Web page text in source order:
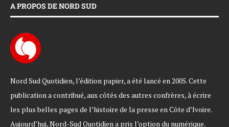
A PROPOS DE NORD SUD
Nord Sud Quotidien, l’édition papier, a été lancé en 2005. Cette
publication a contribué, aux côtés des autres confrères, à écrire
les plus belles pages de l’histoire de la presse en Côte d’Ivoire.
Aujourd’hui, Nord-Sud Quotidien a pris l’option du numérique.